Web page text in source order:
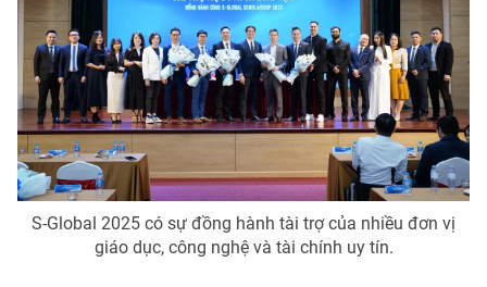
S-Global 2025 có sự đồng hành tài trợ của nhiều đơn vị
giáo dục, công nghệ và tài chính uy tín.